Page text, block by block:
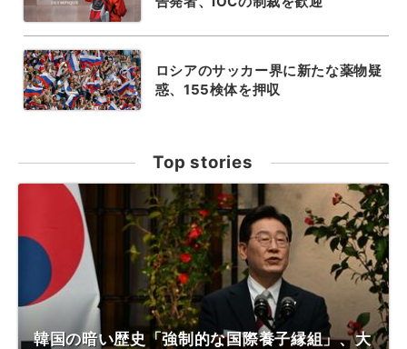
ロシアのサッカー界に新たな薬物疑
惑、155検体を押収
Top stories
韓国の暗い歴史「強制的な国際養子縁組」、大